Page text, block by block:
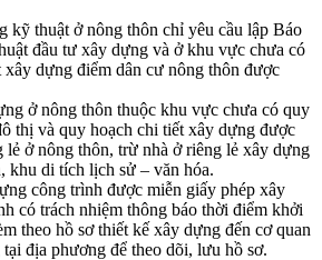
kỹ thuật ở nông thôn chỉ yêu cầu lập Báo
đầu tư xây dựng và ở khu vực chưa có
xây dựng điểm dân cư nông thôn được
ở nông thôn thuộc khu vực chưa có quy
thị và quy hoạch chi tiết xây dựng được
lẻ ở nông thôn, trừ nhà ở riêng lẻ xây dựng
khu di tích lịch sử – văn hóa.
công trình được miễn giấy phép xây
có trách nhiệm thông báo thời điểm khởi
theo hồ sơ thiết kế xây dựng đến cơ quan
địa phương để theo dõi, lưu hồ sơ.